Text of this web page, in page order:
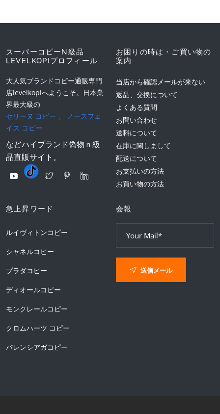
スーパーコピーN級品
LEVELKOPIプロフィール
大人気ブランドコピー通販専門
店levelkopiへようこそ。日本業
界最大級の
セリーヌ コピー 、
ノースフェ
イス コピー
などハイブランド偽物ｎ級
品直販サイト。
お困りの時は・ご買い物の
案内
当店から確認メールが来ない
返品、交換について
よくある質問
お問い合わせ
送料について
在庫に関しまして
配送について
お支払いの方法
お買い物の方法
急上昇ワード
ルイヴィトンコピー
シャネルコピー
プラダコピー
ディオールコピー
モンクレールコピー
クロムハーツ コピー
バレンシアガコピー
会報
送信メール